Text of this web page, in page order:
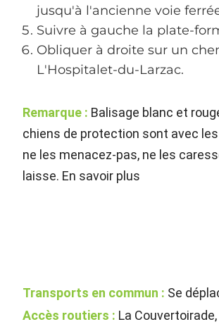
jusqu'à l'ancienne voie
Suivre à gauche la plate-
Obliquer à droite sur un
L'Hospitalet-du-Larzac.
Remarque : Balisage blanc et
chiens de protection sont avec
ne les menacez-pas, ne les
laisse. En savoir plus
Transports en commun : Se
Accès routiers : La